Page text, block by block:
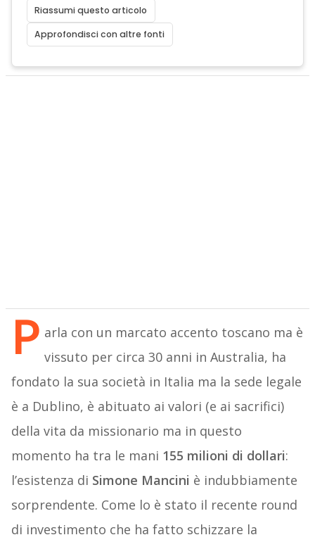
Riassumi questo articolo
Approfondisci con altre fonti
P arla con un marcato accento toscano ma è
vissuto per circa 30 anni in Australia, ha
fondato la sua società in Italia ma la sede legale
è a Dublino, è abituato ai valori (e ai sacrifici)
della vita da missionario ma in questo
momento ha tra le mani 155 milioni di dollari:
l’esistenza di Simone Mancini è indubbiamente
sorprendente. Come lo è stato il recente round
di investimento che ha fatto schizzare la